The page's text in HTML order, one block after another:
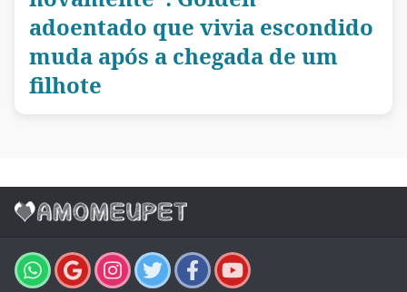
adoentado que vivia escondido
muda após a chegada de um
filhote